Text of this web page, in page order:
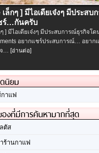
เล็กๆ ] มีไอเดียเจ๋งๆ มีประสบ
ร์…กันครับ
ๆ ] มีไอเดียเจ๋งๆ มีประสบการณ์ธุรกิจ
อยากแชร์ประสบการณ์… อยา
จ…[อ่านต่อ]
นิยม
าแฟ
องที่มีการค้นหามากที่สุด
ตัส
ร้านกาแฟ